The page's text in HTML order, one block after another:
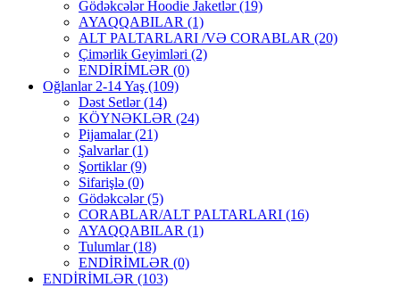
Gödəkcələr Hoodie Jaketlər(19)
AYAQQABILAR (1)
ALT PALTARLARI /VƏ CORABLAR (20)
Çimərlik Geyimləri (2)
ENDİRİMLƏR (0)
Oğlanlar 2-14 Yaş (109)
Dəst Setlər(14)
KÖYNƏKLƏR (24)
Pijamalar(21)
Şalvarlar(1)
Şortiklar(9)
Sifarişlə (0)
Gödəkcələr(5)
CORABLAR/ALT PALTARLARI (16)
AYAQQABILAR (1)
Tulumlar(18)
ENDİRİMLƏR (0)
ENDİRİMLƏR (103)